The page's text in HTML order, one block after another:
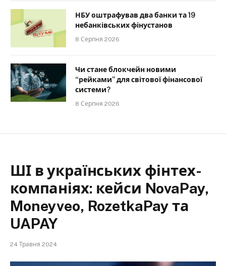
НБУ оштрафував два банки та 19
небанківських фінустанов
8 Серпня 2026
Чи стане блокчейн новими
“рейками” для світової фінансової
системи?
8 Серпня 2026
ШІ в українських фінтех-
компаніях: кейси NovaPay,
Moneyveo, RozetkaPay та
UAPAY
24 Травня 2024